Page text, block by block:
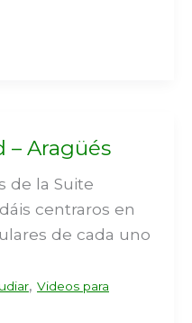
– Aragüés
de la Suite
centraros en
de cada uno
, Videos para